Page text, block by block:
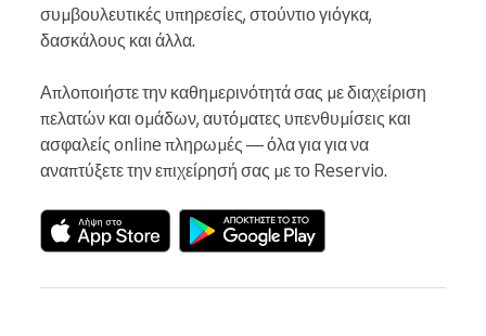
συμβουλευτικές υπηρεσίες, στούντιο γιόγκα,
δασκάλους και άλλα.
Απλοποιήστε την καθημερινότητά σας με διαχείριση
πελατών και ομάδων, αυτόματες υπενθυμίσεις και
ασφαλείς online πληρωμές — όλα για για να
αναπτύξετε την επιχείρησή σας με το Reservio.